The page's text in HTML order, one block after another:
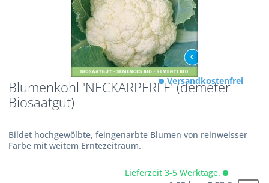
Blumenkohl 'NECKARPERLE' (demeter-
Biosaatgut)
Bildet hochgewölbte, feingenarbte Blumen von reinweisser
Farbe mit weitem Erntezeitraum.
Versandkostenfrei
Lieferzeit 3-5 Werktage.